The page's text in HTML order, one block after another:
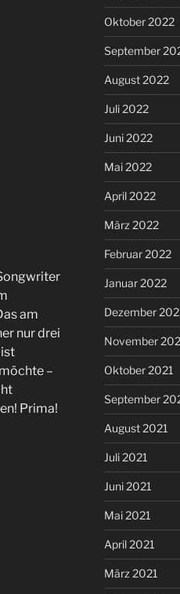
am
nur drei
–
Prima!
Oktober 2022
September
August 2022
Juli 2022
Juni 2022
Mai 2022
April 2022
März 2022
Februar 2022
Januar 2022
Dezember
November
Oktober 2021
September
August 2021
Juli 2021
Juni 2021
Mai 2021
April 2021
März 2021